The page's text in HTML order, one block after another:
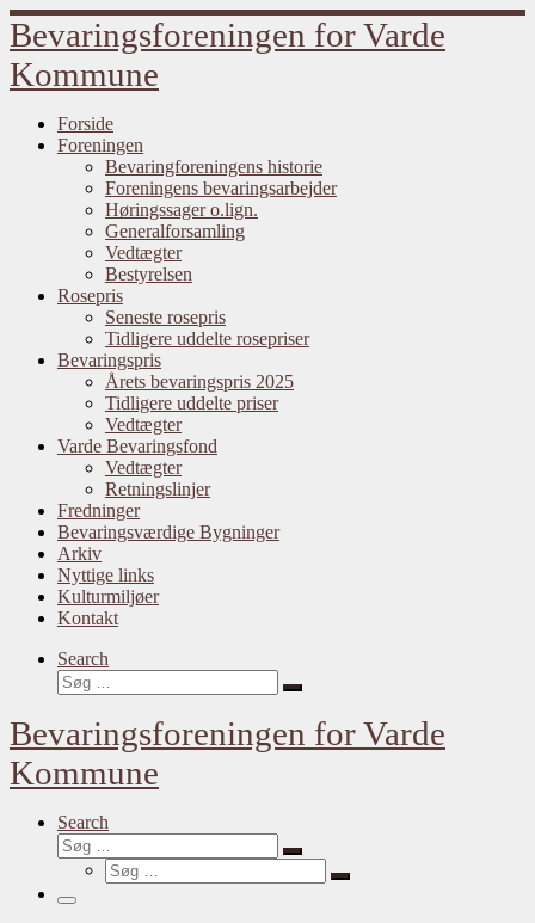
Fortsæt
til
indhold
Bevaringsforeningen for Varde
Kommune
Forside
Foreningen
Bevaringforeningens historie
Foreningens bevaringsarbejder
Høringssager o.lign.
Generalforsamling
Vedtægter
Bestyrelsen
Rosepris
Seneste rosepris
Tidligere uddelte rosepriser
Bevaringspris
Årets bevaringspris 2025
Tidligere uddelte priser
Vedtægter
Varde Bevaringsfond
Vedtægter
Retningslinjer
Fredninger
Bevaringsværdige Bygninger
Arkiv
Nyttige links
Kulturmiljøer
Kontakt
Search
Søg
Søg
Bevaringsforeningen for Varde
Kommune
Search
Søg
Søg
Søg
Søg
Menu